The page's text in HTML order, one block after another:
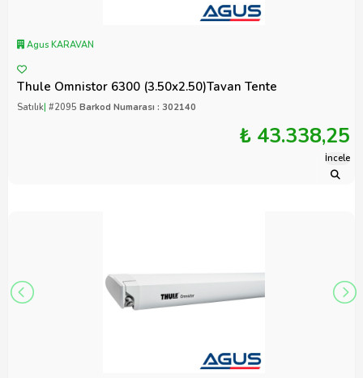
Agus KARAVAN
Thule Omnistor 6300 (3.50x2.50)Tavan Tente
Satılık| #2095 Barkod Numarası : 302140
₺ 43.338,25
İncele